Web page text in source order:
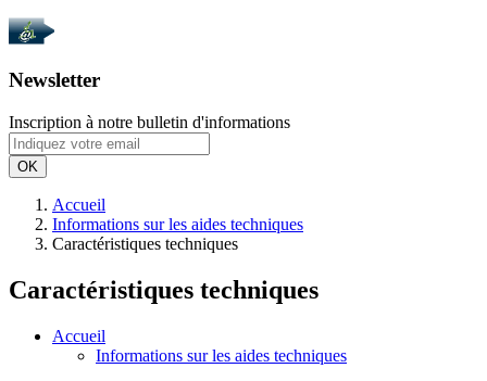
Newsletter
Inscription à notre bulletin d'informations
OK
Accueil
Informations sur les aides techniques
Caractéristiques techniques
Caractéristiques techniques
Accueil
Informations sur les aides techniques